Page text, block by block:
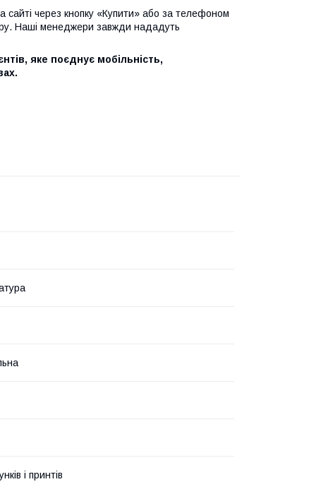
сайті через кнопку «Купити» або за телефоном
Наші менеджери завжди нададуть
яке поєднує мобільність,
і принтів